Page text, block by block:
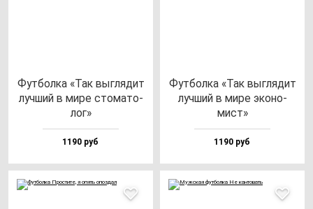
Фут­бол­ка «Так выг­ля­дит
луч­ший в ми­ре сто­ма­то­
лог»
1190 руб
Фут­бол­ка «Так выг­ля­дит
луч­ший в ми­ре эко­но­
мист»
1190 руб